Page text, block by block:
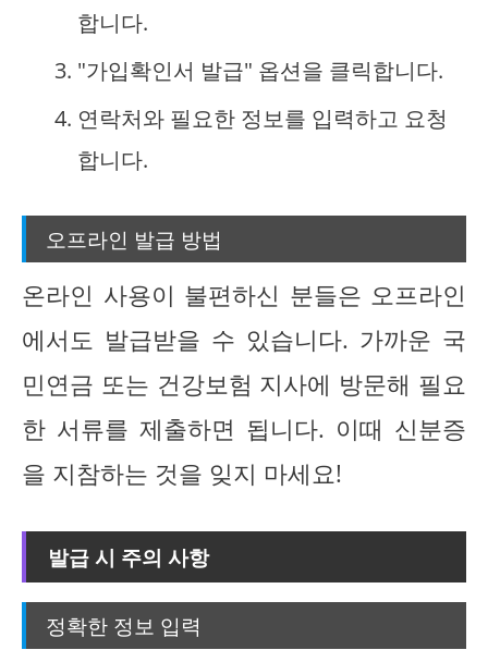
합니다.
"가입확인서 발급" 옵션을 클릭합니다.
연락처와 필요한 정보를 입력하고 요청
합니다.
오프라인 발급 방법
온라인 사용이 불편하신 분들은 오프라인
에서도 발급받을 수 있습니다. 가까운 국
민연금 또는 건강보험 지사에 방문해 필요
한 서류를 제출하면 됩니다. 이때 신분증
을 지참하는 것을 잊지 마세요!
발급 시 주의 사항
정확한 정보 입력